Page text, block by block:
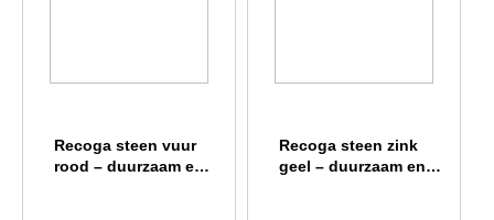
Recoga steen vuur
rood – duurzaam en
Recoga steen zink
geel – duurzaam en